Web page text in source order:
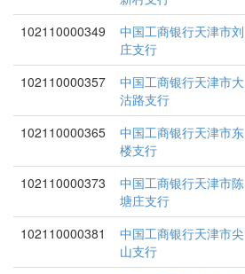
102110000349
中国工商银行天津市刘
庄支行
102110000357
中国工商银行天津市大
沽路支行
102110000365
中国工商银行天津市东
楼支行
102110000373
中国工商银行天津市陈
塘庄支行
102110000381
中国工商银行天津市尖
山支行